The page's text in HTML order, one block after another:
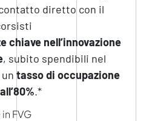
diretto con il
chiave nell’innovazione
, subito spendibili nel
tasso di occupazione
.*
FVG